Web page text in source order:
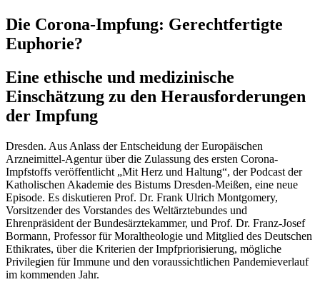
Die Corona-Impfung: Gerechtfertigte
Euphorie?
Eine ethische und medizinische
Einschätzung zu den Herausforderungen
der Impfung
Dresden. Aus Anlass der Entscheidung der Europäischen
Arzneimittel-Agentur über die Zulassung des ersten Corona-
Impfstoffs veröffentlicht „Mit Herz und Haltung“, der Podcast der
Katholischen Akademie des Bistums Dresden-Meißen, eine neue
Episode. Es diskutieren Prof. Dr. Frank Ulrich Montgomery,
Vorsitzender des Vorstandes des Weltärztebundes und
Ehrenpräsident der Bundesärztekammer, und Prof. Dr. Franz-Josef
Bormann, Professor für Moraltheologie und Mitglied des Deutschen
Ethikrates, über die Kriterien der Impfpriorisierung, mögliche
Privilegien für Immune und den voraussichtlichen Pandemieverlauf
im kommenden Jahr.